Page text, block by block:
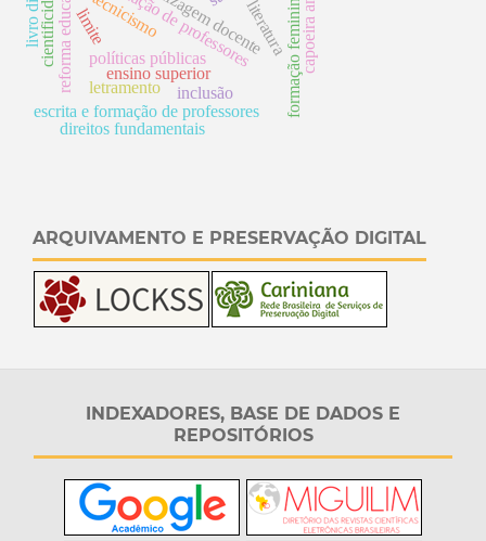
políticas públicas
dp
s
escrita e formação de professores
literaturaformação feminina
ensino superior
cientificidade tecnicismo
letramento
direitos fundamentais
limite
inclusão
ARQUIVAMENTO E PRESERVAÇÃO DIGITAL
INDEXADORES, BASE DE DADOS E
REPOSITÓRIOS